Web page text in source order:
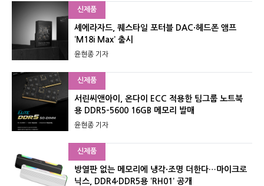
신제품
셰에라자드, 퀘스타일 포터블 DAC·헤드폰 앰프
‘M18i Max’ 출시
윤현종 기자
신제품
서린씨앤아이, 온다이 ECC 적용한 팀그룹 노트북
용 DDR5-5600 16GB 메모리 발매
윤현종 기자
신제품
방열판 없는 메모리에 냉각·조명 더한다…마이크로
닉스, DDR4·DDR5용 ‘RH01’ 공개